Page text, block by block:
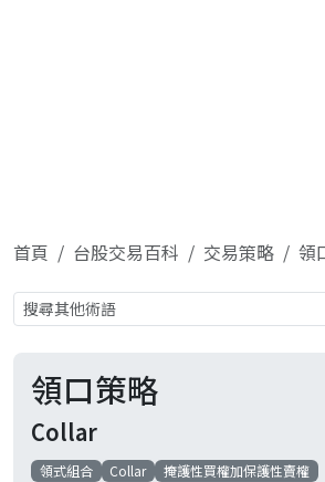
首頁 台股交易百科 交易策略 領
領口策略
Collar
領式組合 Collar 掩護性買權加保護性賣權